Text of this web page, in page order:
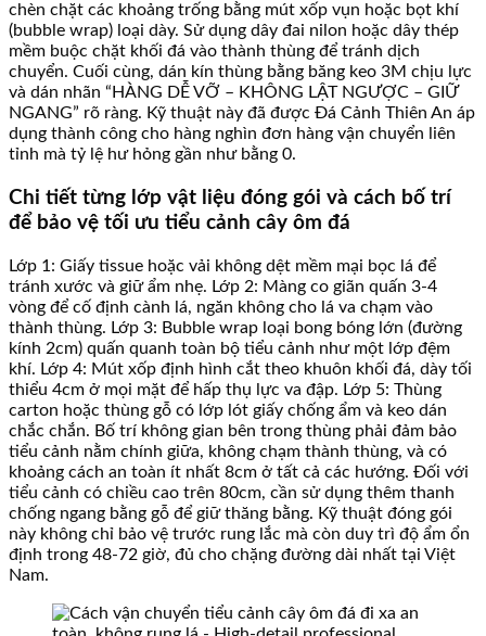
chèn chặt các khoảng trống bằng mút xốp vụn hoặc bọt khí
(bubble wrap) loại dày. Sử dụng dây đai nilon hoặc dây thép
mềm buộc chặt khối đá vào thành thùng để tránh dịch
chuyển. Cuối cùng, dán kín thùng bằng băng keo 3M chịu lực
và dán nhãn “HÀNG DỄ VỠ – KHÔNG LẬT NGƯỢC – GIỮ
NGANG” rõ ràng. Kỹ thuật này đã được Đá Cảnh Thiên An áp
dụng thành công cho hàng nghìn đơn hàng vận chuyển liên
tỉnh mà tỷ lệ hư hỏng gần như bằng 0.
Chi tiết từng lớp vật liệu đóng gói và cách bố trí
để bảo vệ tối ưu tiểu cảnh cây ôm đá
Lớp 1: Giấy tissue hoặc vải không dệt mềm mại bọc lá để
tránh xước và giữ ẩm nhẹ. Lớp 2: Màng co giãn quấn 3-4
vòng để cố định cành lá, ngăn không cho lá va chạm vào
thành thùng. Lớp 3: Bubble wrap loại bong bóng lớn (đường
kính 2cm) quấn quanh toàn bộ tiểu cảnh như một lớp đệm
khí. Lớp 4: Mút xốp định hình cắt theo khuôn khối đá, dày tối
thiểu 4cm ở mọi mặt để hấp thụ lực va đập. Lớp 5: Thùng
carton hoặc thùng gỗ có lớp lót giấy chống ẩm và keo dán
chắc chắn. Bố trí không gian bên trong thùng phải đảm bảo
tiểu cảnh nằm chính giữa, không chạm thành thùng, và có
khoảng cách an toàn ít nhất 8cm ở tất cả các hướng. Đối với
tiểu cảnh có chiều cao trên 80cm, cần sử dụng thêm thanh
chống ngang bằng gỗ để giữ thăng bằng. Kỹ thuật đóng gói
này không chỉ bảo vệ trước rung lắc mà còn duy trì độ ẩm ổn
định trong 48-72 giờ, đủ cho chặng đường dài nhất tại Việt
Nam.